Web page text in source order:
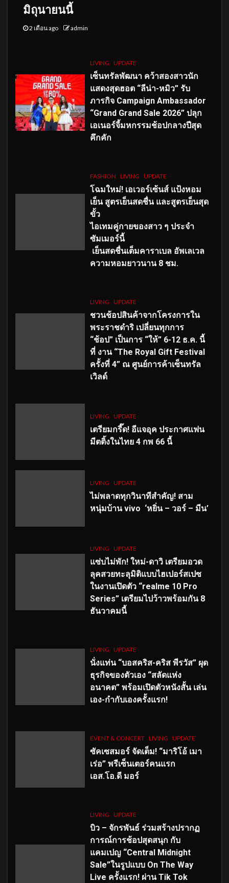
มิถุนายนนี้
2 เดือน ago admin
LIVING UPDATE
เซ็นทรัลพัฒนา คว้าสองสาวนัก
แสดงสุดฮอต “ลีน่า-หมิว” รับ
ภารกิจ Campaign Ambassador
“Grand Grand Sale 2026” ปลุก
เอเนอร์จี้มหกรรมช้อปกลางปีสุด
คึกคัก
FASHION LIVING UPDATE
โฉมใหม่! เอเวอร์เซ้นส์ แป้งหอม
เย็น สูตรเย็นสดชื่น และสูตรเย็นสุด
ขั้ว
ไอเทมคู่กายของสาว ๆ ประจำ
ซัมเมอร์นี้
เย็นสดชื่นเต็มคาราเบล อัพเลเวล
ความหอมยาวนาน 8 ชม.
LIVING UPDATE
ชวนช้อปสินค้าจากโครงการใน
พระราชดำริ เปลี่ยนทุกการ
“ช้อป” เป็นการ “ให้” 6-12 ธ.ค. นี้
ที่ งาน “The Royal Gift Festival
ครั้งที่ 4” ณ ศูนย์การค้าเซ็นทรัล
เวิลด์
LIVING UPDATE
เตรียมกรี๊ด! อีแจอุค ประกาศแฟน
มีตติ้งในไทย 4 กพ 66 นี้
LIVING UPDATE
ไม่พลาดทุกวินาทีสำคัญ! สาม
หนุ่มบ้าน vivo ‘หยิ่น – วอร์ – มีน’
LIVING UPDATE
แซ่บไม่พัก! ใหม่-ดาวิ เตรียมอวด
ลุคสวยทะลุมิติแบบไฮเปอร์สเปซ
ในงานเปิดตัว “realme 10 Pro
Series” เตรียมไปว้าวพร้อมกัน 8
ธันวาคมนี้
LIVING UPDATE
นั่งแท่น “บอสคริส-คริส พีรวัส” ผุด
ธุรกิจของตัวเอง “สลัดแห่ง
อนาคต” พร้อมเปิดตัวหนังสั้น เล่น
เอง-กำกับเองครั้งแรก!
EVENT & CONCERT LIVING UPDATE
ซัคเซสมอร์ จัดเต็ม! “มาริโอ้ เมา
เร่อ” พรีเซ็นเตอร์คนแรก
เอส.โอ.ดี มอร์
LIVING UPDATE
บิว – จักรพันธ์ ร่วมสร้างปรากฏ
การณ์การช้อปสุดสนุก กับ
แคมเปญ “Central Midnight
Sale”ในรูปแบบ On The Way
Live ครั้งแรก! ผ่าน Tik Tok